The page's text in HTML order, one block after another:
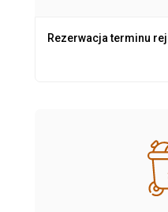
Rezerwacja terminu